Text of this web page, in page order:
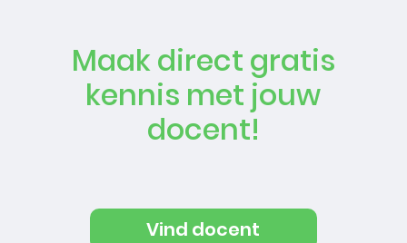
Maak direct gratis
kennis met jouw
docent!
Vind docent